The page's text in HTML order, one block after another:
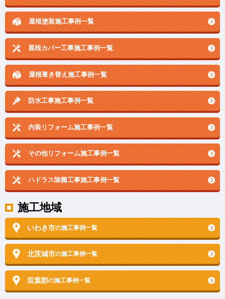
屋根塗装施工事例一覧
屋根カバー工事施工事例一覧
屋根葺き替え施工事例一覧
防水工事施工事例一覧
内装リフォーム施工事例一覧
その他リフォーム施工事例一覧
ハドラス除菌工事施工事例一覧
施工地域
いわき市の施工事例一覧
北茨城市の施工事例一覧
双葉郡の施工事例一覧